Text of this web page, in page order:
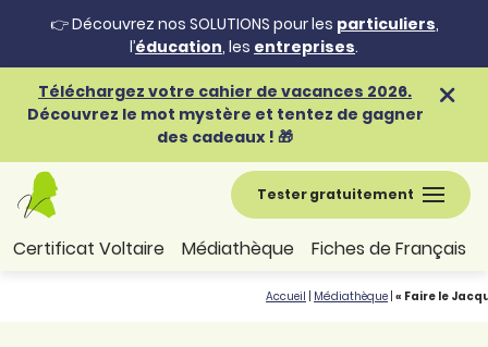
👉 Découvrez nos SOLUTIONS pour les particuliers,
l’éducation, les entreprises.
Téléchargez votre cahier de vacances 2026.
Découvrez le mot mystère et tentez de gagner
des cadeaux ! 🎁
Tester gratuitement
Certificat Voltaire Médiathèque Fiches de Français
Accueil Médiathèque « Faire le